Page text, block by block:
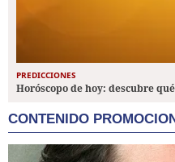
PREDICCIONES
Horóscopo de hoy: descubre
CONTENIDO